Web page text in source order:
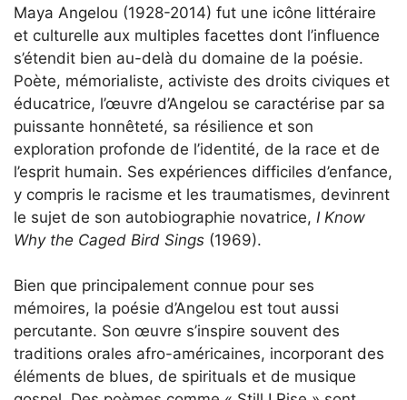
Maya Angelou (1928-2014) fut une icône littéraire
et culturelle aux multiples facettes dont l’influence
s’étendit bien au-delà du domaine de la poésie.
Poète, mémorialiste, activiste des droits civiques et
éducatrice, l’œuvre d’Angelou se caractérise par sa
puissante honnêteté, sa résilience et son
exploration profonde de l’identité, de la race et de
l’esprit humain. Ses expériences difficiles d’enfance,
y compris le racisme et les traumatismes, devinrent
le sujet de son autobiographie novatrice, I Know
Why the Caged Bird Sings (1969).
Bien que principalement connue pour ses
mémoires, la poésie d’Angelou est tout aussi
percutante. Son œuvre s’inspire souvent des
traditions orales afro-américaines, incorporant des
éléments de blues, de spirituals et de musique